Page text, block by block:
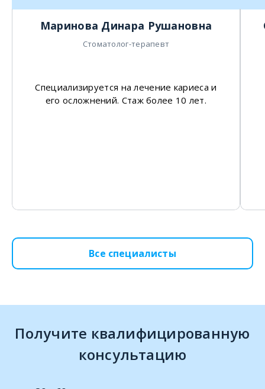
Маринова Динара Рушановна
Стоматолог-терапевт
Специализируется на лечение кариеса и
его осложнений. Стаж более 10 лет.
Все специалисты
Получите квалифицированную
консультацию